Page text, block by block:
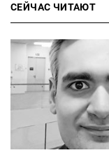
СЕЙЧАС ЧИТАЮТ